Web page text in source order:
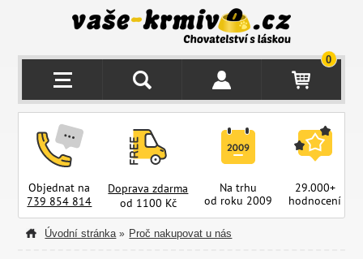
0
Objednat na
739 854 814
Doprava zdarma
od 1100 Kč
Na trhu
od roku 2009
29.000+
hodnocení
Úvodní stránka » Proč nakupovat u nás